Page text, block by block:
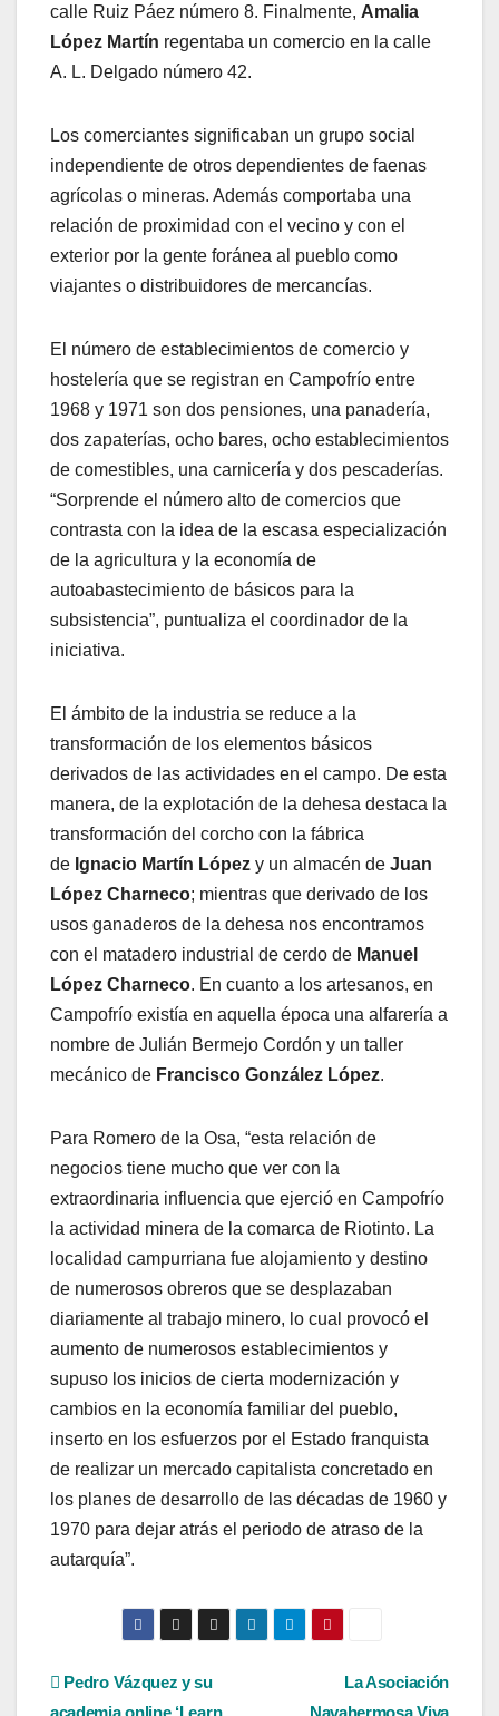
calle Ruiz Páez número 8. Finalmente, Amalia
López Martín regentaba un comercio en la calle
A. L. Delgado número 42.
Los comerciantes significaban un grupo social
independiente de otros dependientes de faenas
agrícolas o mineras. Además comportaba una
relación de proximidad con el vecino y con el
exterior por la gente foránea al pueblo como
viajantes o distribuidores de mercancías.
El número de establecimientos de comercio y
hostelería que se registran en Campofrío entre
1968 y 1971 son dos pensiones, una panadería,
dos zapaterías, ocho bares, ocho establecimientos
de comestibles, una carnicería y dos pescaderías.
“Sorprende el número alto de comercios que
contrasta con la idea de la escasa especialización
de la agricultura y la economía de
autoabastecimiento de básicos para la
subsistencia”, puntualiza el coordinador de la
iniciativa.
El ámbito de la industria se reduce a la
transformación de los elementos básicos
derivados de las actividades en el campo. De esta
manera, de la explotación de la dehesa destaca la
transformación del corcho con la fábrica
de Ignacio Martín López y un almacén de Juan
López Charneco; mientras que derivado de los
usos ganaderos de la dehesa nos encontramos
con el matadero industrial de cerdo de Manuel
López Charneco. En cuanto a los artesanos, en
Campofrío existía en aquella época una alfarería a
nombre de Julián Bermejo Cordón y un taller
mecánico de Francisco González López.
Para Romero de la Osa, “esta relación de
negocios tiene mucho que ver con la
extraordinaria influencia que ejerció en Campofrío
la actividad minera de la comarca de Riotinto. La
localidad campurriana fue alojamiento y destino
de numerosos obreros que se desplazaban
diariamente al trabajo minero, lo cual provocó el
aumento de numerosos establecimientos y
supuso los inicios de cierta modernización y
cambios en la economía familiar del pueblo,
inserto en los esfuerzos por el Estado franquista
de realizar un mercado capitalista concretado en
los planes de desarrollo de las décadas de 1960 y
1970 para dejar atrás el periodo de atraso de la
autarquía”.
Navegación
La Asociación
Navahermosa Viva
Pedro Vázquez y su
academia online ‘Learn